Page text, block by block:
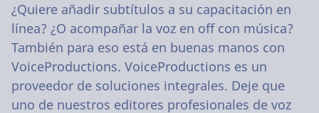
¿Quiere añadir subtítulos a su capacitación en
línea? ¿O acompañar la voz en off con música?
También para eso está en buenas manos con
VoiceProductions. VoiceProductions es un
proveedor de soluciones integrales. Deje que
uno de nuestros editores profesionales de voz